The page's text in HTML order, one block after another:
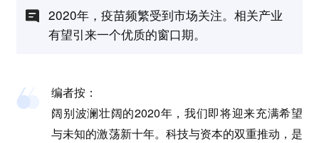
2020年，疫苗频繁受到市场关注。相关产业
有望引来一个优质的窗口期。
编者按：
阔别波澜壮阔的2020年，我们即将迎来充满希望
与未知的激荡新十年。科技与资本的双重推动，是